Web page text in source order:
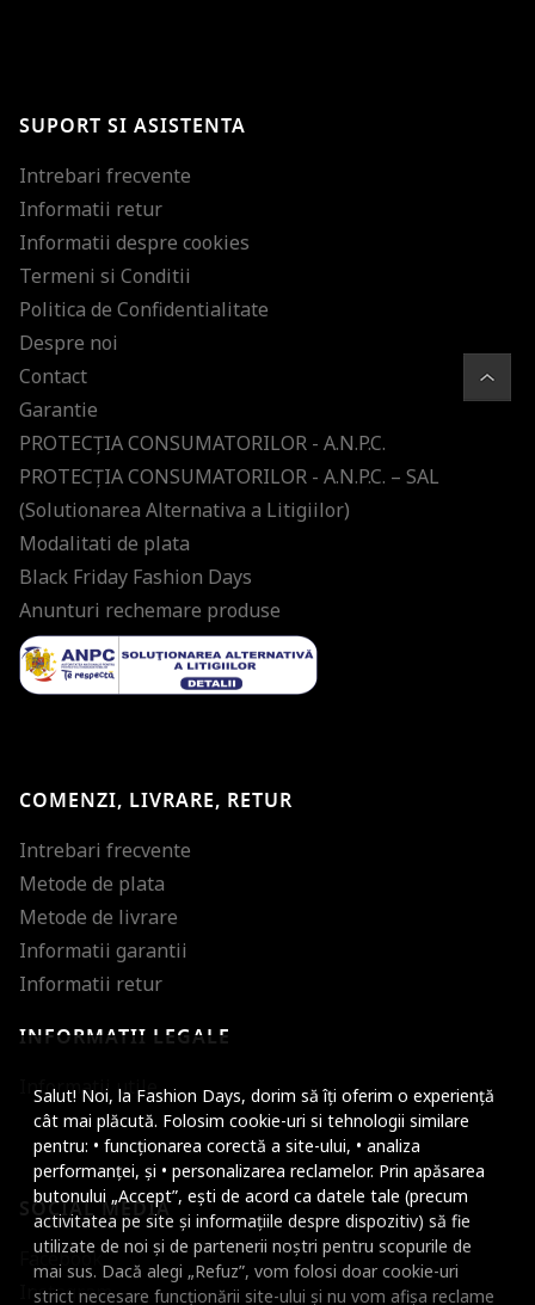
Salut! Noi, la Fashion Days, dorim să îți oferim o experiență
cât mai plăcută. Folosim cookie-uri si tehnologii similare
pentru: • funcționarea corectă a site-ului, • analiza
performanței, și • personalizarea reclamelor. Prin apăsarea
butonului „Accept”, ești de acord ca datele tale (precum
activitatea pe site și informațiile despre dispozitiv) să fie
utilizate de noi și de partenerii noștri pentru scopurile de
mai sus. Dacă alegi „Refuz”, vom folosi doar cookie-uri
strict necesare funcționării site-ului și nu vom afișa reclame
ultimele tendinte in moda!
SUPORT SI ASISTENTA
Intrebari frecvente
Informatii retur
Informatii despre cookies
Termeni si Conditii
Politica de Confidentialitate
Despre noi
Contact
Garantie
PROTECŢIA CONSUMATORILOR - A.N.P.C.
PROTECŢIA CONSUMATORILOR - A.N.P.C. – SAL
(Solutionarea Alternativa a Litigiilor)
Modalitati de plata
Black Friday Fashion Days
Anunturi rechemare produse
COMENZI, LIVRARE, RETUR
Intrebari frecvente
Metode de plata
Metode de livrare
Informatii garantii
Informatii retur
INFORMATII LEGALE
Informatii utile
SOCIAL MEDIA
Facebook
Instagram
Micsoreaza
Mareste spatierea
Micsoreaza
Mareste inaltimea